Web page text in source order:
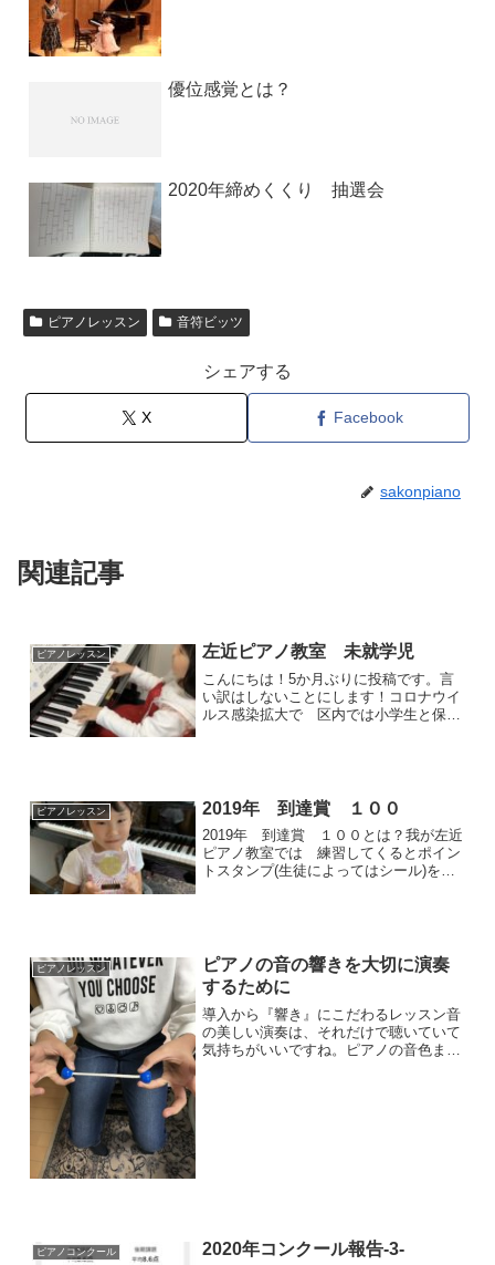
優位感覚とは？
2020年締めくくり 抽選会
ピアノレッスン 音符ビッツ
シェアする
X Facebook
sakonpiano
関連記事
ピアノレッスン 左近ピアノ教室 未就学児
こんにちは！5か月ぶりに投稿です。言
い訳はしないことにします！コロナウイ
ルス感染拡大で 区内では小学生と保育
ピアノレッスン 2019年 到達賞 １００
2019年 到達賞 １００とは？我が左近
ピアノ教室では 練習してくるとポイン
トスタンプ(生徒によってはシール)を集
ピアノレッスン
ピアノの音の響きを大切に演奏
するために
導入から『響き』にこだわるレッスン音
の美しい演奏は、それだけで聴いていて
気持ちがいいですね。ピアノの音色まで
ピアノコンクール 2020年コンクール報告-3-